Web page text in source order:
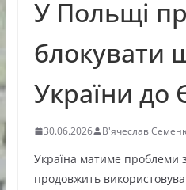
У Польщі
блокувати
України до
30.06.2026 В'ячеслав
Україна матиме проблеми
продовжить